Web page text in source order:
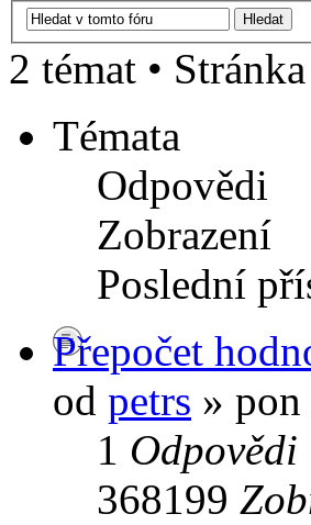
2 témat • Stránka
Témata
Odpovědi
Zobrazení
Poslední
Přepočet
od petrs »
1 Odpovědi
368199